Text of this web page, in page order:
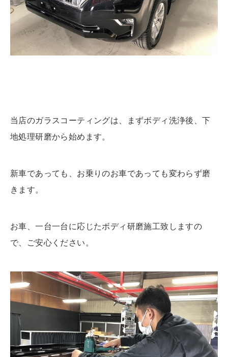
当店のガラスコーティングは、まずボディ洗浄後、下
地処理研磨から始めます。
新車であっても、お乗りのお車であっても変わらず磨
きます。
お車、一台一台に応じたボディ研磨施工致しますの
で、ご安心ください。